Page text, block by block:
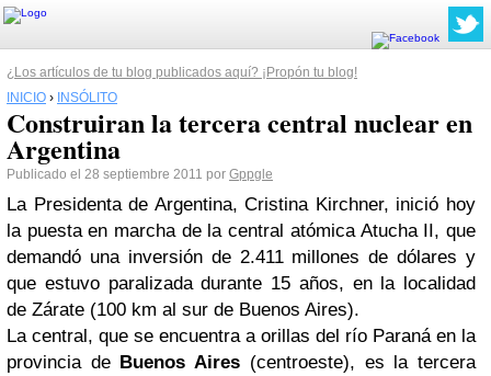
¿Los artículos de tu blog publicados aquí? ¡Propón tu blog!
INICIO › INSÓLITO
Construiran la tercera central nuclear en
Argentina
Publicado el 28 septiembre 2011 por Gppgle
La Presidenta de Argentina, Cristina Kirchner, inició hoy
la puesta en marcha de la central atómica Atucha II, que
demandó una inversión de 2.411 millones de dólares y
que estuvo paralizada durante 15 años, en la localidad
de Zárate (100 km al sur de Buenos Aires).
La central, que se encuentra a orillas del río Paraná en la
provincia de Buenos Aires (centroeste), es la tercera